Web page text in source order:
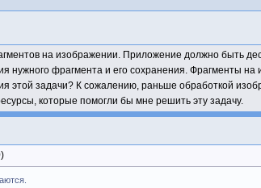
на изображении. Приложение должно быть
нужного фрагмента и его сохранения. Фрагменты
этой задачи? К сожалению, раньше обработкой
которые помогли бы мне решить эту задачу.